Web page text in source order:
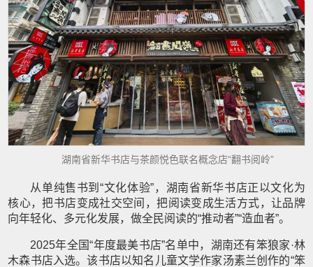
湖南省新华书店与茶颜悦色联名概念店“翻书阅岭”
从单纯售书到“文化体验”，湖南省新华书店正以文化为
核心，把书店变成社交空间，把阅读变成生活方式，让品牌
向年轻化、多元化发展，做全民阅读的“推动者”“造血者”。
2025年全国“年度最美书店”名单中，湖南还有笨狼家·林
木森书店入选。该书店以知名儿童文学作家汤素兰创作的“笨